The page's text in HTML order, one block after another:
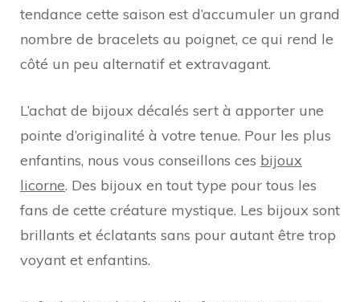
tendance cette saison est d’accumuler un grand
nombre de bracelets au poignet, ce qui rend le
côté un peu alternatif et extravagant.
L’achat de bijoux décalés sert à apporter une
pointe d’originalité à votre tenue. Pour les plus
enfantins, nous vous conseillons ces bijoux
licorne. Des bijoux en tout type pour tous les
fans de cette créature mystique. Les bijoux sont
brillants et éclatants sans pour autant être trop
voyant et enfantins.